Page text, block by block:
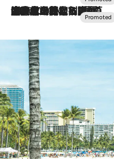
2026.7.10
NEW OPEN！【界 草津】名湯の地に誕生。趣の異なる2種の温泉と上州ならではの会席・蕎麦割烹など美食を味わう究極の癒やし旅